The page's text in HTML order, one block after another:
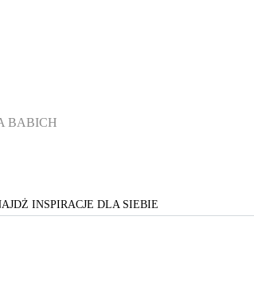
BABICH
INSPIRACJE DLA SIEBIE